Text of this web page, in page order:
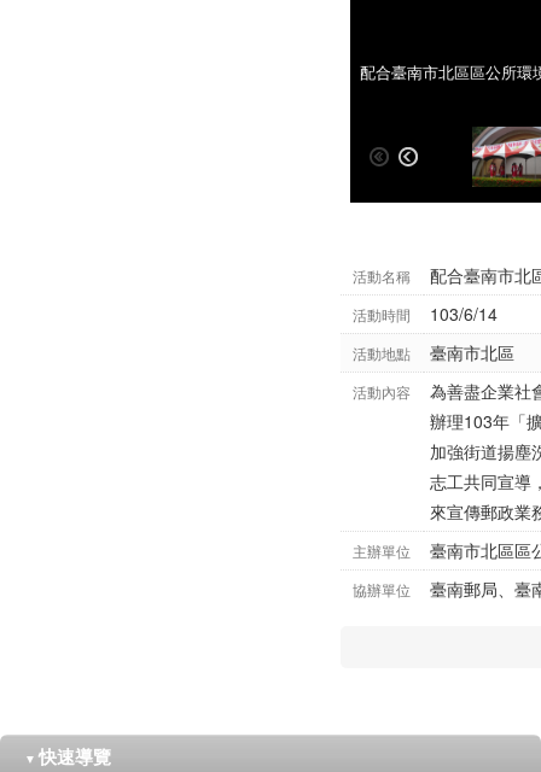
配合臺南市北區區公所環
配合臺南市北區區公所環
活動名稱 配合臺南市北
活動時間 103/6/14
活動地點 臺南市北區
活動內容
為善盡企業社
辦理103年「
加強街道揚塵
志工共同宣導
來宣傳郵政業
主辦單位 臺南市北區區
協辦單位 臺南郵局、臺
▼ 快速導覽